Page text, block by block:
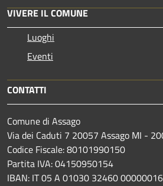
VIVERE IL COMUNE
Luoghi
Eventi
CONTATTI
Comune di Assago
Via dei Caduti 7 20057 Assago MI -
Codice Fiscale: 80101990150
Partita IVA: 04150950154
IBAN: IT 05 A 01030 32460